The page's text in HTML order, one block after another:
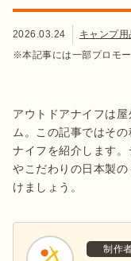
2026.03.24
キャンプ用
※本記事には一部プロモ
アウトドアナイフは
ム。この記事ではそ
ナイフを紹介します
やこだわりの日本製
けましょう。
制作